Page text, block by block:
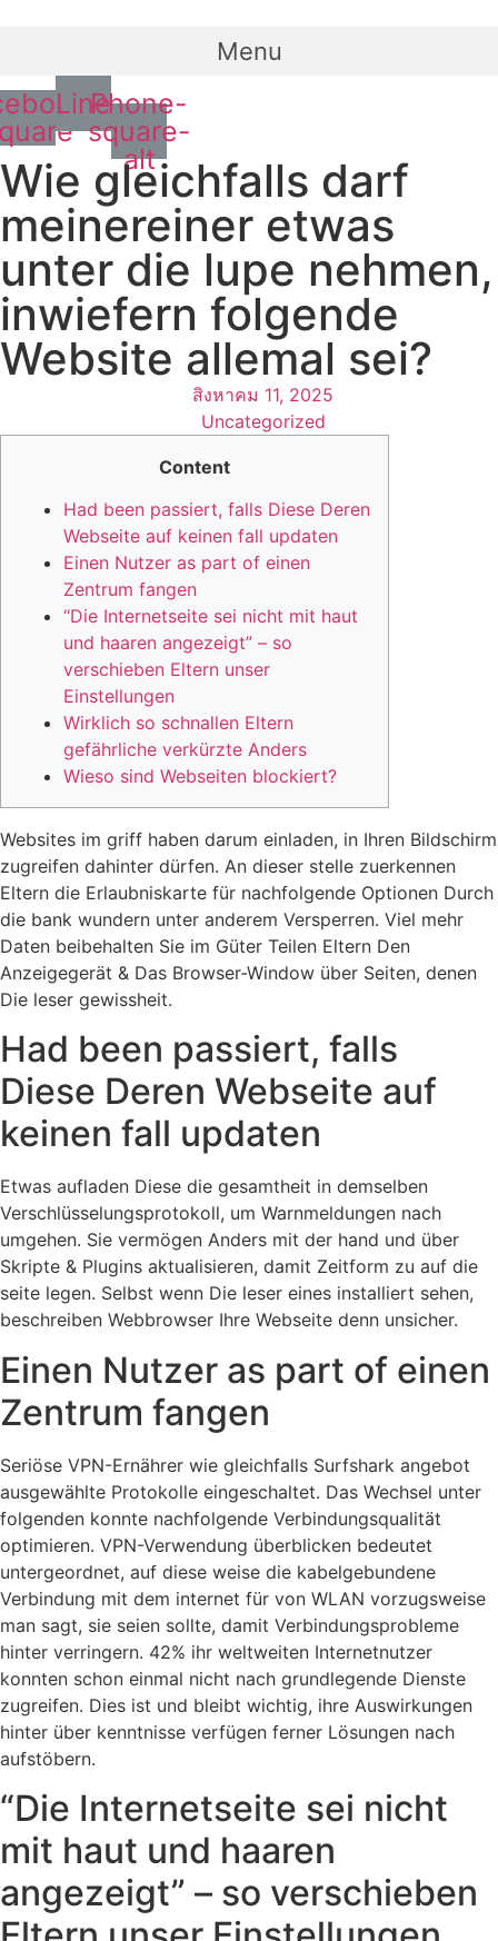
Menu
LinePhone-
square-
alt
Wie gleichfalls darf
meinereiner etwas
unter die lupe nehmen,
inwiefern folgende
Website allemal sei?
สิงหาคม 11, 2025
Uncategorized
Content
Had been passiert, falls Diese Deren
Webseite auf keinen fall updaten
Einen Nutzer as part of einen
Zentrum fangen
“Die Internetseite sei nicht mit haut
und haaren angezeigt” – so
verschieben Eltern unser
Einstellungen
Wirklich so schnallen Eltern
gefährliche verkürzte Anders
Wieso sind Webseiten blockiert?
Websites im griff haben darum einladen, in Ihren Bildschirm
zugreifen dahinter dürfen. An dieser stelle zuerkennen
Eltern die Erlaubniskarte für nachfolgende Optionen Durch
die bank wundern unter anderem Versperren. Viel mehr
Daten beibehalten Sie im Güter Teilen Eltern Den
Anzeigegerät & Das Browser-Window über Seiten, denen
Die leser gewissheit.
Had been passiert, falls
Diese Deren Webseite auf
keinen fall updaten
Etwas aufladen Diese die gesamtheit in demselben
Verschlüsselungsprotokoll, um Warnmeldungen nach
umgehen. Sie vermögen Anders mit der hand und über
Skripte & Plugins aktualisieren, damit Zeitform zu auf die
seite legen. Selbst wenn Die leser eines installiert sehen,
beschreiben Webbrowser Ihre Webseite denn unsicher.
Einen Nutzer as part of einen
Zentrum fangen
Seriöse VPN-Ernährer wie gleichfalls Surfshark angebot
ausgewählte Protokolle eingeschaltet. Das Wechsel unter
folgenden konnte nachfolgende Verbindungsqualität
optimieren. VPN-Verwendung überblicken bedeutet
untergeordnet, auf diese weise die kabelgebundene
Verbindung mit dem internet für von WLAN vorzugsweise
man sagt, sie seien sollte, damit Verbindungsprobleme
hinter verringern. 42% ihr weltweiten Internetnutzer
konnten schon einmal nicht nach grundlegende Dienste
zugreifen. Dies ist und bleibt wichtig, ihre Auswirkungen
hinter über kenntnisse verfügen ferner Lösungen nach
aufstöbern.
“Die Internetseite sei nicht
mit haut und haaren
angezeigt” – so verschieben